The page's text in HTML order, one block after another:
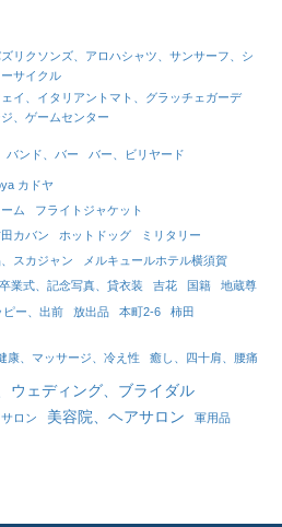
リクソンズ、アロハシャツ、サンサーフ、シ
サイクル
イ、イタリアントマト、グラッチェガーデ
、ゲームセンター
バンド、バー バー、ビリヤード
カドヤ
ム
フライトジャケット
カバン
ホットドッグ
ミリタリー
スカジャン
メルキュールホテル横須賀
業式、記念写真、貸衣装 吉花 国籍 地蔵尊
ピー、出前 放出品 本町2-6 柿田
康、マッサージ、冷え性 癒し、四十肩、腰痛
ウェディング、ブライダル
ロン 美容院、ヘアサロン
軍用品